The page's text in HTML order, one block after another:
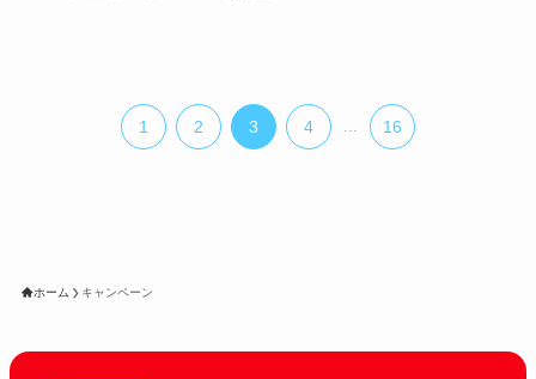
1 2 3 4 16
ホーム キャンペーン